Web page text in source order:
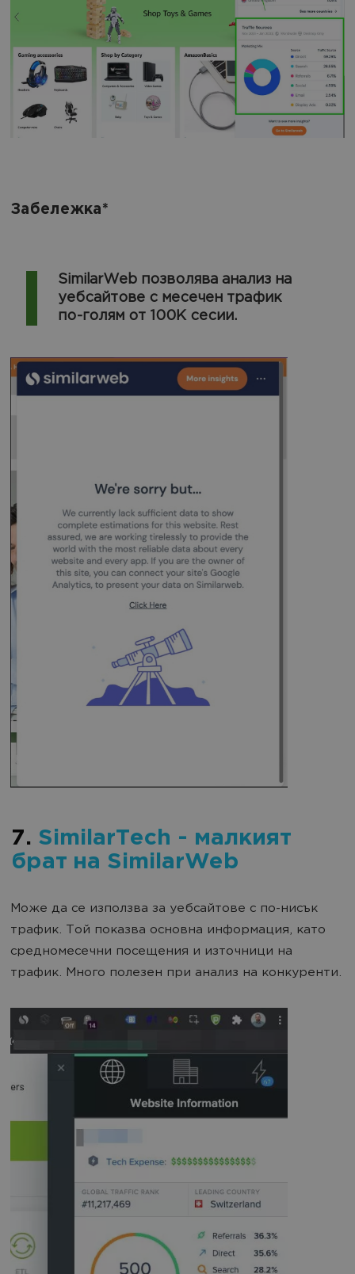
Забележка*
SimilarWeb позволява анализ на
уебсайтове с месечен трафик
по-голям от 100К сесии.
7. SimilarTech - малкият
брат на SimilarWeb
Може да се използва за уебсайтове с по-нисък
трафик. Той показва основна информация, като
средномесечни посещения и източници на
трафик. Много полезен при анализ на конкуренти.